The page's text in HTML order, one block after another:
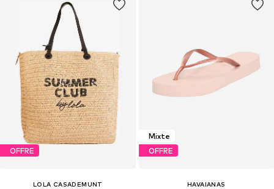
OFFRE
LOLA CASADEMUNT
Mixte
OFFRE
HAVAIANAS